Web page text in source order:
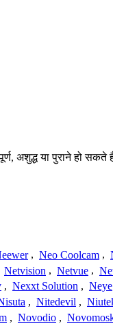
या पुराने हो सकते
, Neo Coolcam ,
Netvision , Netvue ,
, Nexxt Solution , Neye
, Nitedevil ,
, Novodio ,